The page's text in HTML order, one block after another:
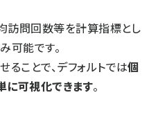
訪問回数等を計算指標とし
可能です。
ことで、デフォルトでは個
可視化できます。